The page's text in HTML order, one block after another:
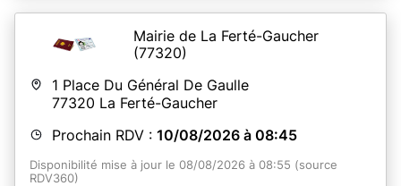
Mairie de La Ferté-Gaucher
(77320)
1 Place Du Général De Gaulle
77320 La Ferté-Gaucher
Prochain RDV : 10/08/2026 à 08:45
Disponibilité mise à jour le 08/08/2026 à 08:55 (source
RDV360)